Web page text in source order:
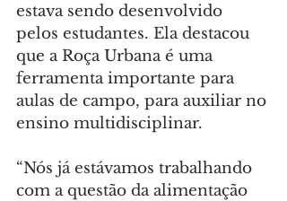
estava sendo desenvolvido
pelos estudantes. Ela destacou
que a Roça Urbana é uma
ferramenta importante para
aulas de campo, para auxiliar no
ensino multidisciplinar.
“Nós já estávamos trabalhando
com a questão da alimentação